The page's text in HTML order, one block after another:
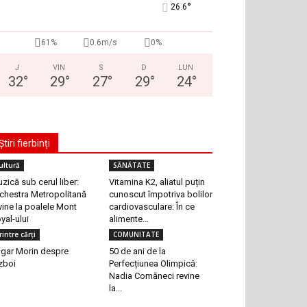
26.6°
61% 0.6m/s 0%
J
32°
VIN
29°
S
27°
D
29°
LUN
24°
fierbinți
sub cerul liber:
Metropolitană
la poalele Mont
ului
SĂNĂTATE
Vitamina K2, aliatul puțin
cunoscut împotriva bolilor
cardiovasculare: În ce
alimente...
cărți
Morin despre
COMUNITATE
50 de ani de la
Perfecțiunea Olimpică:
Nadia Comăneci revine
la...